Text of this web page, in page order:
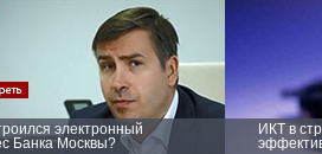
электронный
Банка Москвы?
ИКТ в